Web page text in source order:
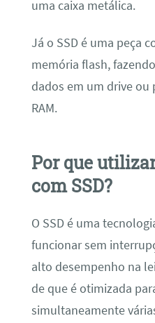
uma caixa metálica.
Já o SSD é uma peça
memória flash,
dados em um drive ou
RAM.
Por que
com SSD?
O SSD é uma
funcionar sem
alto desempenho na
de que é otimizada
simultaneamente